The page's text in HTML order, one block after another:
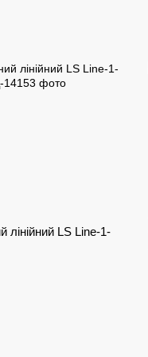
лінійний LS Line-1-